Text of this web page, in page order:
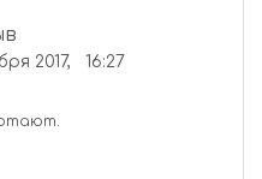
2017, 16:27